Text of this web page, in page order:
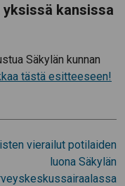
kansissa
Säkylän kunnan
tästä esitteeseen!
vierailut potilaiden
luona Säkylän